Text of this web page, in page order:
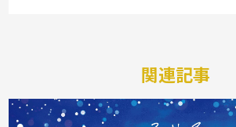
関連記事